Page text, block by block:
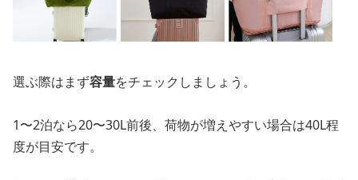
選ぶ際はまず容量をチェックしましょう。
1〜2泊なら20〜30L前後、荷物が増えやすい場合は40L程
度が目安です。